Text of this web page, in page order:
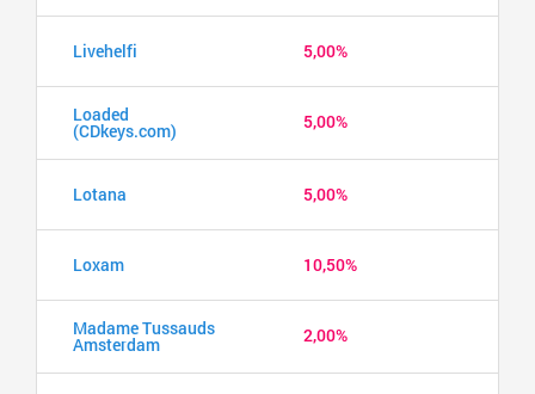
Livehelfi 5,00%
Loaded
(CDkeys.com) 5,00%
Lotana 5,00%
Loxam 10,50%
Madame Tussauds
Amsterdam 2,00%